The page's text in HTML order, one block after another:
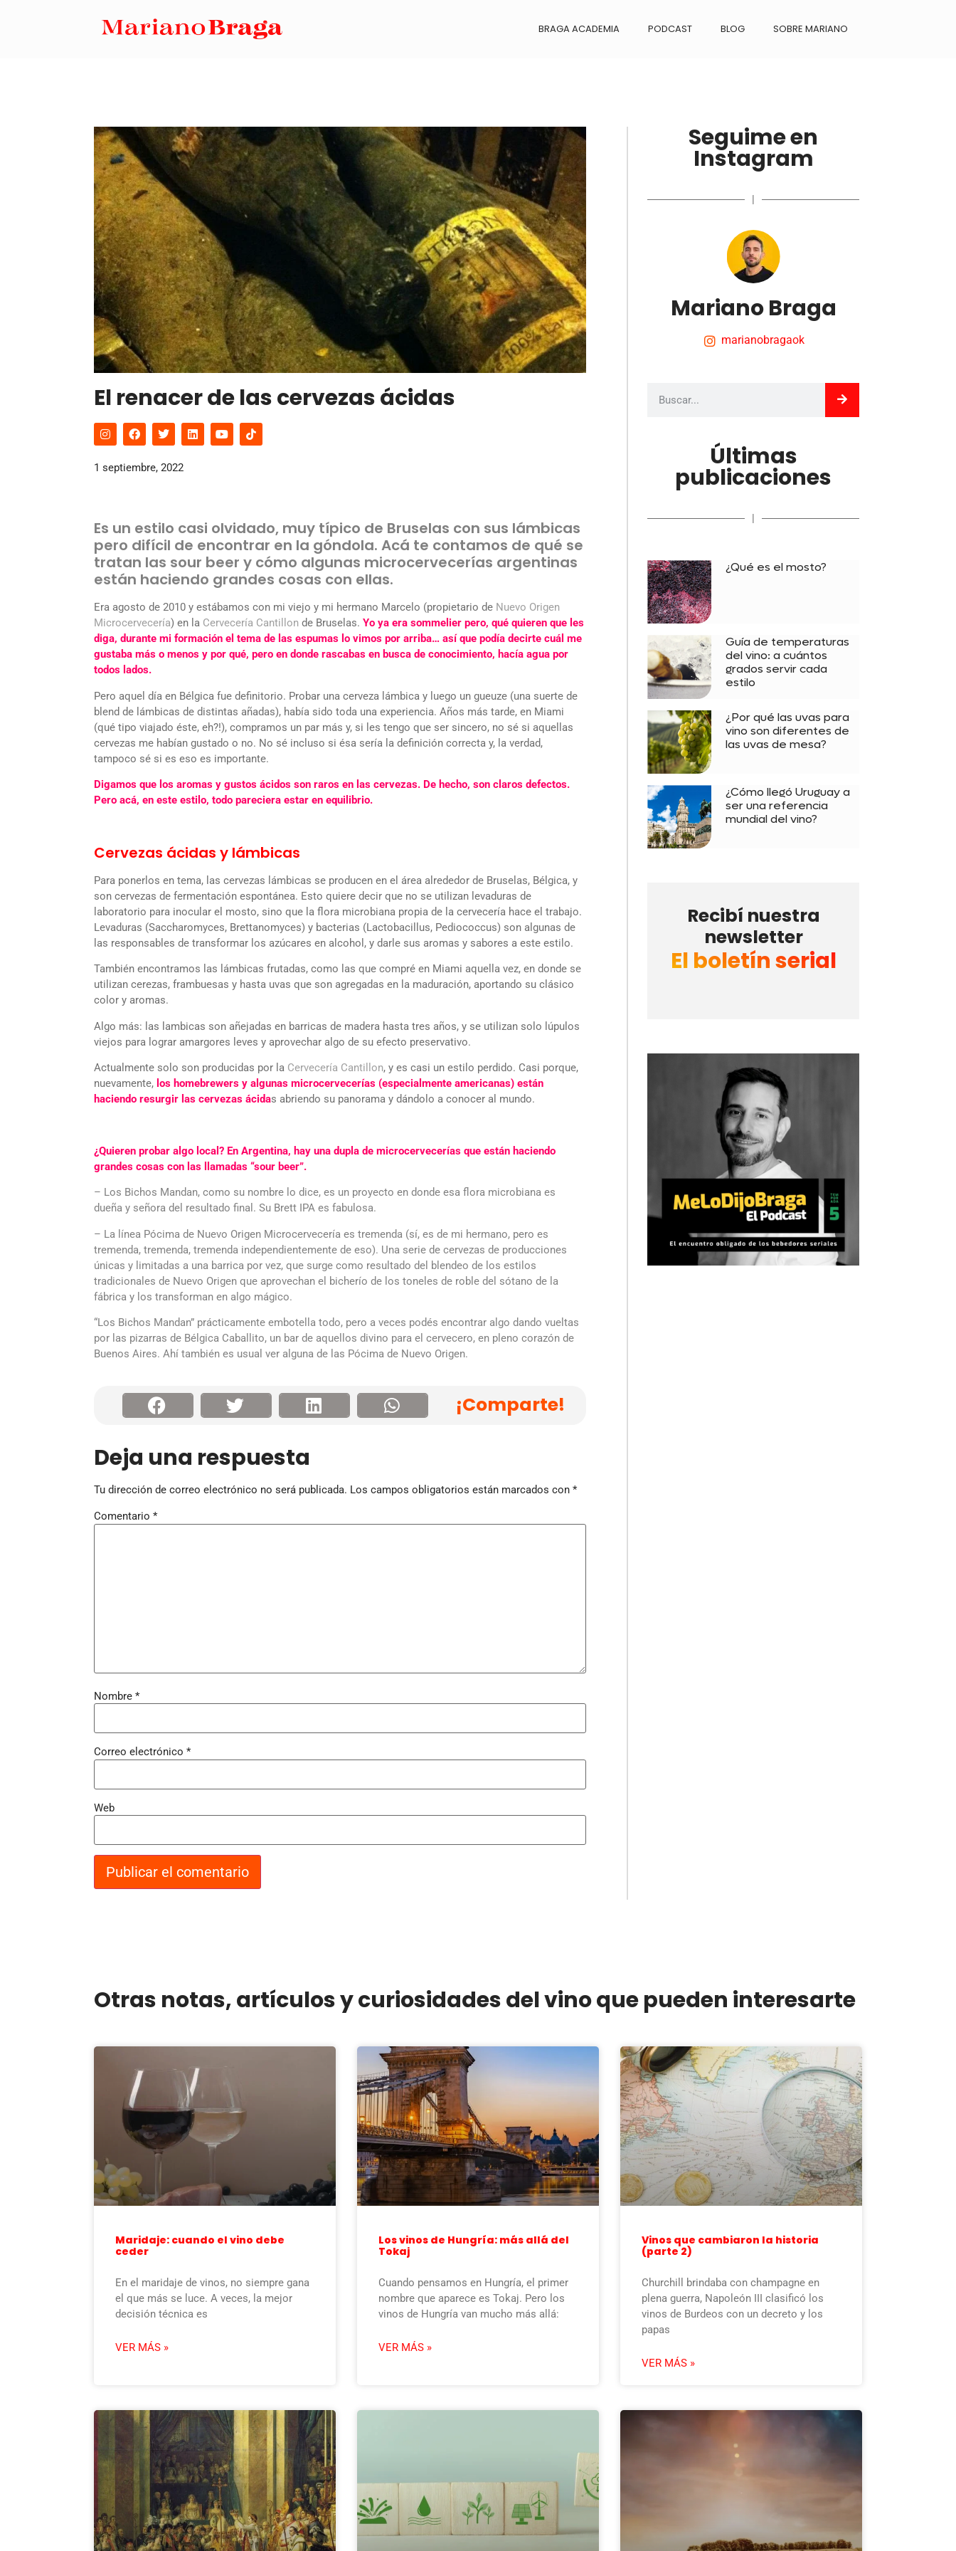
BRAGA ACADEMIA PODCAST BLOG SOBRE MARIANO
El renacer de las cervezas ácidas
1 septiembre, 2022
Es un estilo casi olvidado, muy típico de Bruselas con sus lámbicas
pero difícil de encontrar en la góndola. Acá te contamos de qué se
tratan las sour beer y cómo algunas microcervecerías argentinas
están haciendo grandes cosas con ellas.
Era agosto de 2010 y estábamos con mi viejo y mi hermano Marcelo (propietario de Nuevo Origen
Microcervecería) en la Cervecería Cantillon de Bruselas. Yo ya era sommelier pero, qué quieren que les
diga, durante mi formación el tema de las espumas lo vimos por arriba… así que podía decirte cuál me
gustaba más o menos y por qué, pero en donde rascabas en busca de conocimiento, hacía agua por
todos lados.
Pero aquel día en Bélgica fue definitorio. Probar una cerveza lámbica y luego un gueuze (una suerte de
blend de lámbicas de distintas añadas), había sido toda una experiencia. Años más tarde, en Miami
(qué tipo viajado éste, eh?!), compramos un par más y, si les tengo que ser sincero, no sé si aquellas
cervezas me habían gustado o no. No sé incluso si ésa sería la definición correcta y, la verdad,
tampoco sé si es eso es importante.
Digamos que los aromas y gustos ácidos son raros en las cervezas. De hecho, son claros defectos.
Pero acá, en este estilo, todo pareciera estar en equilibrio.
Cervezas ácidas y lámbicas
Para ponerlos en tema, las cervezas lámbicas se producen en el área alrededor de Bruselas, Bélgica, y
son cervezas de fermentación espontánea. Esto quiere decir que no se utilizan levaduras de
laboratorio para inocular el mosto, sino que la flora microbiana propia de la cervecería hace el trabajo.
Levaduras (Saccharomyces, Brettanomyces) y bacterias (Lactobacillus, Pediococcus) son algunas de
las responsables de transformar los azúcares en alcohol, y darle sus aromas y sabores a este estilo.
También encontramos las lámbicas frutadas, como las que compré en Miami aquella vez, en donde se
utilizan cerezas, frambuesas y hasta uvas que son agregadas en la maduración, aportando su clásico
color y aromas.
Algo más: las lambicas son añejadas en barricas de madera hasta tres años, y se utilizan solo lúpulos
viejos para lograr amargores leves y aprovechar algo de su efecto preservativo.
Actualmente solo son producidas por la Cervecería Cantillon, y es casi un estilo perdido. Casi porque,
nuevamente, los homebrewers y algunas microcervecerías (especialmente americanas) están
haciendo resurgir las cervezas ácidas abriendo su panorama y dándolo a conocer al mundo.
¿Quieren probar algo local? En Argentina, hay una dupla de microcervecerías que están haciendo
grandes cosas con las llamadas “sour beer”.
– Los Bichos Mandan, como su nombre lo dice, es un proyecto en donde esa flora microbiana es
dueña y señora del resultado final. Su Brett IPA es fabulosa.
– La línea Pócima de Nuevo Origen Microcervecería es tremenda (sí, es de mi hermano, pero es
tremenda, tremenda, tremenda independientemente de eso). Una serie de cervezas de producciones
únicas y limitadas a una barrica por vez, que surge como resultado del blendeo de los estilos
tradicionales de Nuevo Origen que aprovechan el bicherío de los toneles de roble del sótano de la
fábrica y los transforman en algo mágico.
“Los Bichos Mandan” prácticamente embotella todo, pero a veces podés encontrar algo dando vueltas
por las pizarras de Bélgica Caballito, un bar de aquellos divino para el cervecero, en pleno corazón de
Buenos Aires. Ahí también es usual ver alguna de las Pócima de Nuevo Origen.
¡Comparte!
Deja una respuesta
Tu dirección de correo electrónico no será publicada. Los campos obligatorios están marcados con *
Comentario *
Nombre *
Correo electrónico *
Web
Seguime en
Instagram
|
Mariano Braga
marianobragaok
Últimas
publicaciones
|
¿Qué es el mosto?
Guía de temperaturas
del vino: a cuántos
grados servir cada
estilo
¿Por qué las uvas para
vino son diferentes de
las uvas de mesa?
¿Cómo llegó Uruguay a
ser una referencia
mundial del vino?
Recibí nuestra
newsletter
El boletín serial
Otras notas, artículos y curiosidades del vino que pueden interesarte
Maridaje: cuando el vino debe
ceder
En el maridaje de vinos, no siempre gana
el que más se luce. A veces, la mejor
decisión técnica es
VER MÁS »
Los vinos de Hungría: más allá del
Tokaj
Cuando pensamos en Hungría, el primer
nombre que aparece es Tokaj. Pero los
vinos de Hungría van mucho más allá:
VER MÁS »
Vinos que cambiaron la historia
(parte 2)
Churchill brindaba con champagne en
plena guerra, Napoleón III clasificó los
vinos de Burdeos con un decreto y los
papas
VER MÁS »